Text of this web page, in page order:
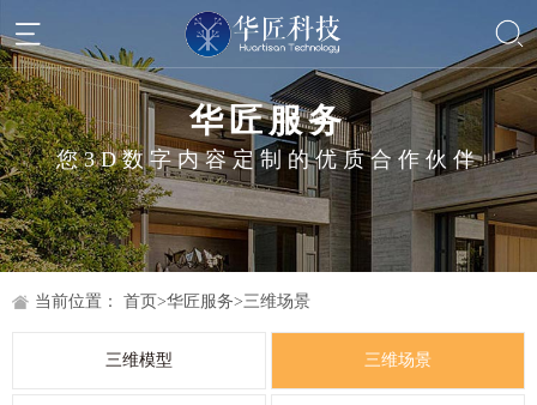
华匠服务
您3D数字内容定制的优质合作伙伴
当前位置： 首页>华匠服务>三维场景
三维模型 三维场景